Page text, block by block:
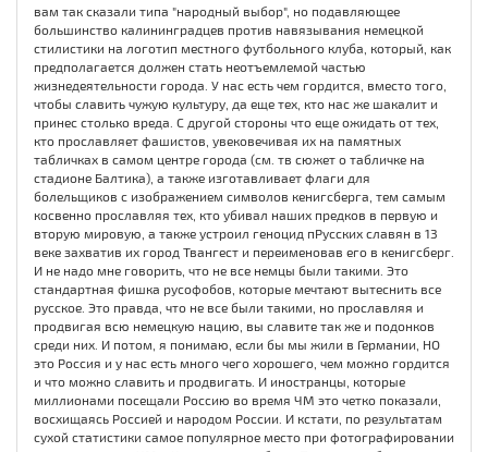
вам так сказали типа "народный выбор", но подавляющее
большинство калининградцев против навязывания немецкой
стилистики на логотип местного футбольного клуба, который, как
предполагается должен стать неотъемлемой частью
жизнедеятельности города. У нас есть чем гордится, вместо того,
чтобы славить чужую культуру, да еще тех, кто нас же шакалит и
принес столько вреда. С другой стороны что еще ожидать от тех,
кто прославляет фашистов, увековечивая их на памятных
табличках в самом центре города (см. тв сюжет о табличке на
стадионе Балтика), а также изготавливает флаги для
болельщиков с изображением символов кенигсберга, тем самым
косвенно прославляя тех, кто убивал наших предков в первую и
вторую мировую, а также устроил геноцид пРусских славян в 13
веке захватив их город Твангест и переименовав его в кенигсберг.
И не надо мне говорить, что не все немцы были такими. Это
стандартная фишка русофобов, которые мечтают вытеснить все
русское. Это правда, что не все были такими, но прославляя и
продвигая всю немецкую нацию, вы славите так же и подонков
среди них. И потом, я понимаю, если бы мы жили в Германии, НО
это Россия и у нас есть много чего хорошего, чем можно гордится
и что можно славить и продвигать. И иностранцы, которые
миллионами посещали Россию во время ЧМ это четко показали,
восхищаясь Россией и народом России. И кстати, по результатам
сухой статистики самое популярное место при фотографировании